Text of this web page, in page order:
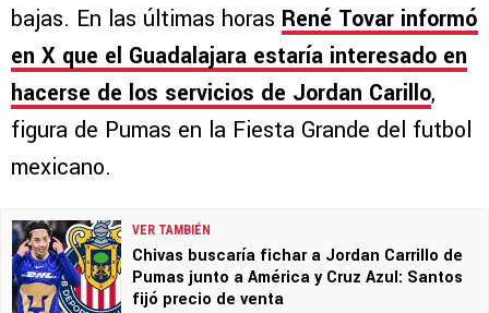
bajas. En las últimas horas René Tovar informó
en X que el Guadalajara estaría interesado en
hacerse de los servicios de Jordan Carillo,
figura de Pumas en la Fiesta Grande del futbol
mexicano.
VER TAMBIÉN
Chivas buscaría fichar a Jordan Carrillo de
Pumas junto a América y Cruz Azul: Santos
fijó precio de venta